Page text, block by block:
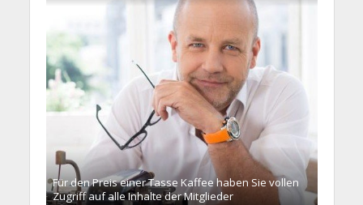
Für den Preis einer Tasse Kaffee haben Sie vollen
Zugriff auf alle Inhalte der Mitglieder